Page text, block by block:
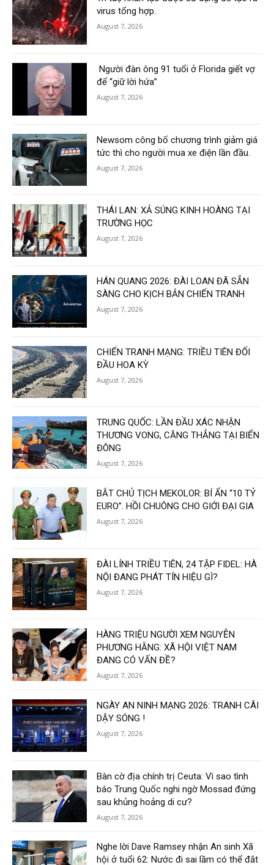
virus tổng hợp.
August 7, 2026
Người đàn ông 91 tuổi ở Florida giết vợ
để “giữ lời hứa”
August 7, 2026
Newsom công bố chương trình giảm giá
tức thì cho người mua xe điện lần đầu.
August 7, 2026
THÁI LAN: XẢ SÚNG KINH HOÀNG TẠI
TRƯỜNG HỌC
August 7, 2026
HÁN QUANG 2026: ĐÀI LOAN ĐÃ SẴN
SÀNG CHO KỊCH BẢN CHIẾN TRANH
August 7, 2026
CHIẾN TRANH MẠNG: TRIỀU TIÊN ĐỐI
ĐẦU HOA KỲ
August 7, 2026
TRUNG QUỐC: LẦN ĐẦU XÁC NHẬN
THƯƠNG VONG, CĂNG THẲNG TẠI BIỂN
ĐÔNG
August 7, 2026
BẮT CHỦ TỊCH MEKOLOR: BÍ ẨN “10 TỶ
EURO”. HỒI CHUÔNG CHO GIỚI ĐẠI GIA
August 7, 2026
ĐÀI LÍNH TRIỀU TIÊN, 24 TẬP FIDEL: HÀ
NỘI ĐANG PHÁT TÍN HIỆU GÌ?
August 7, 2026
HÀNG TRIỆU NGƯỜI XEM NGUYỄN
PHƯƠNG HẰNG: XÃ HỘI VIỆT NAM
ĐANG CÓ VẤN ĐỀ?
August 7, 2026
NGÀY AN NINH MẠNG 2026: TRANH CÃI
DẬY SÓNG !
August 7, 2026
Bàn cờ địa chính trị Ceuta: Vì sao tình
báo Trung Quốc nghi ngờ Mossad đứng
sau khủng hoảng di cư?
August 7, 2026
Nghe lời Dave Ramsey nhận An sinh Xã
hội ở tuổi 62: Nước đi sai lầm có thể đắt